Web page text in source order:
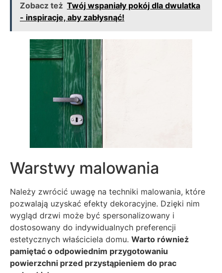
Zobacz też Twój wspaniały pokój dla dwulatka
- inspiracje, aby zabłysnąć!
Warstwy malowania
Należy zwrócić uwagę na techniki malowania, które
pozwalają uzyskać efekty dekoracyjne. Dzięki nim
wygląd drzwi może być spersonalizowany i
dostosowany do indywidualnych preferencji
estetycznych właściciela domu. Warto również
pamiętać o odpowiednim przygotowaniu
powierzchni przed przystąpieniem do prac